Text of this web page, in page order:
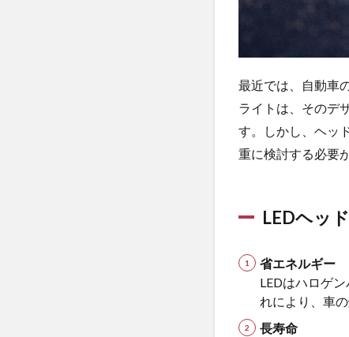
ドラ
イト
のデ
メリ
ット
LED
る
前
に
必
ず
最近では、自動車
ライトは、そのデ
す。しかし、ヘッ
重に検討する必要
LEDヘッ
省エネルギー
LEDはハロゲ
れにより、車
長寿命